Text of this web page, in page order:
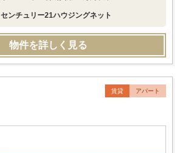
センチュリー21ハウジングネット
物件を詳しく見る
賃貸 アパート